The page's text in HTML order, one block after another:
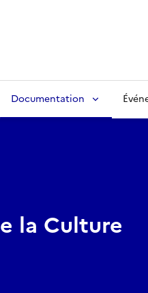
Documentation
la Culture